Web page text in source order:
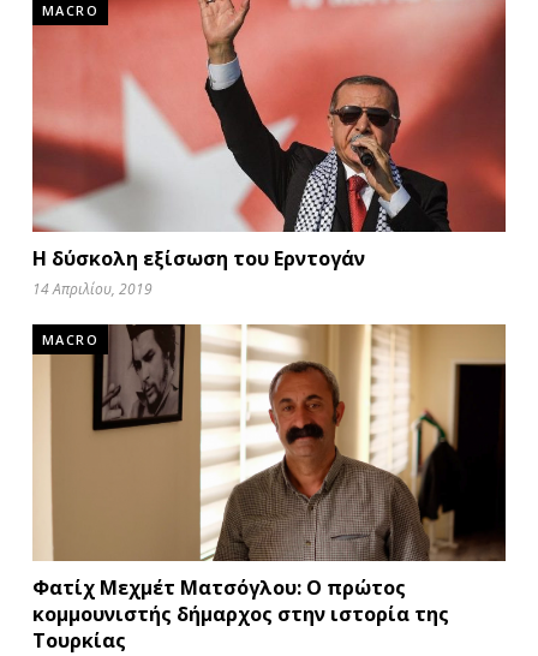
MACRO
Η δύσκολη εξίσωση του Ερντογάν
14 Απριλίου, 2019
MACRO
Φατίχ Μεχμέτ Ματσόγλου: Ο πρώτος
κομμουνιστής δήμαρχος στην ιστορία της
Τουρκίας